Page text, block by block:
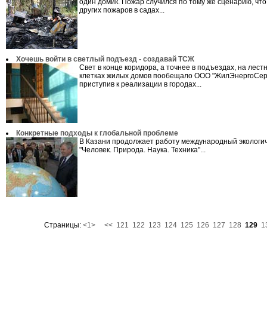
один домик. Пожар случился по тому же сценарию,
других пожаров в садах...
Хочешь войти в светлый подъезд - создавай ТСЖ
Свет в конце коридора, а точнее в подъездах, на
клетках жилых домов пообещало ООО
приступив к реализации в городах...
Конкретные подходы к глобальной проблеме
В Казани продолжает работу международный
"Человек. Природа. Наука. Техника"...
Страницы: <1> << 121 122 123 124 125 126 127 128 129